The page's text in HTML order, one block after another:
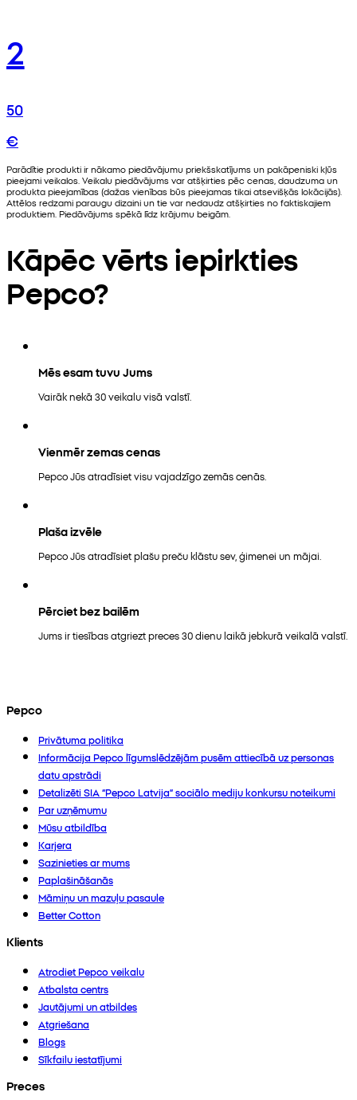
2
50
€
Parādītie produkti ir nākamo piedāvājumu priekšskatījums un pakāpeniski kļūs
pieejami veikalos. Veikalu piedāvājums var atšķirties pēc cenas, daudzuma un
produkta pieejamības (dažas vienības būs pieejamas tikai atsevišķās lokācijās).
Attēlos redzami paraugu dizaini un tie var nedaudz atšķirties no faktiskajiem
produktiem. Piedāvājums spēkā līdz krājumu beigām.
Kāpēc vērts iepirkties
Pepco?
Mēs esam tuvu Jums
Vairāk nekā 30 veikalu visā valstī.
Vienmēr zemas cenas
Pepco Jūs atradīsiet visu vajadzīgo zemās cenās.
Plaša izvēle
Pepco Jūs atradīsiet plašu preču klāstu sev, ģimenei un mājai.
Pērciet bez bailēm
Jums ir tiesības atgriezt preces 30 dienu laikā jebkurā veikalā valstī.
Pepco
Privātuma politika
Informācija Pepco līgumslēdzējām pusēm attiecībā uz personas
datu apstrādi
Detalizēti SIA “Pepco Latvija” sociālo mediju konkursu noteikumi
Par uzņēmumu
Mūsu atbildība
Karjera
Sazinieties ar mums
Paplašināšanās
Māmiņu un mazuļu pasaule
Better Cotton
Klients
Atrodiet Pepco veikalu
Atbalsta centrs
Jautājumi un atbildes
Atgriešana
Blogs
Sīkfailu iestatījumi
Preces